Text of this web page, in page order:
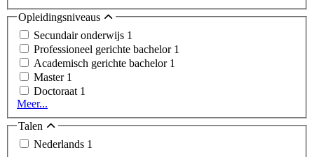
Opleidingsniveaus
Secundair onderwijs 1
Professioneel gerichte bachelor 1
Academisch gerichte bachelor 1
Master 1
Doctoraat 1
Meer...
Talen
Nederlands 1